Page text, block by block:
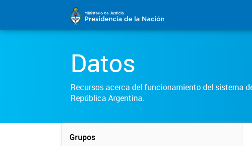
Datos
Recursos acerca del funcionamiento del sistema
República Argentina.
Grupos